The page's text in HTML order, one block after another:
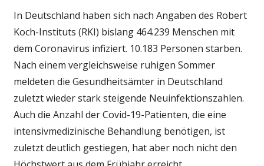
In Deutschland haben sich nach Angaben des Robert
Koch-Instituts (RKI) bislang 464.239 Menschen mit
dem Coronavirus infiziert. 10.183 Personen starben.
Nach einem vergleichsweise ruhigen Sommer
meldeten die Gesundheitsämter in Deutschland
zuletzt wieder stark steigende Neuinfektionszahlen.
Auch die Anzahl der Covid-19-Patienten, die eine
intensivmedizinische Behandlung benötigen, ist
zuletzt deutlich gestiegen, hat aber noch nicht den